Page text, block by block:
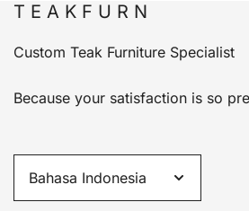
T E A K F U R N
Custom Teak Furniture Specialist
Because your satisfaction is so